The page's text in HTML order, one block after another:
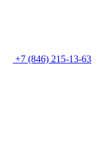
+7 (846) 215-13-63